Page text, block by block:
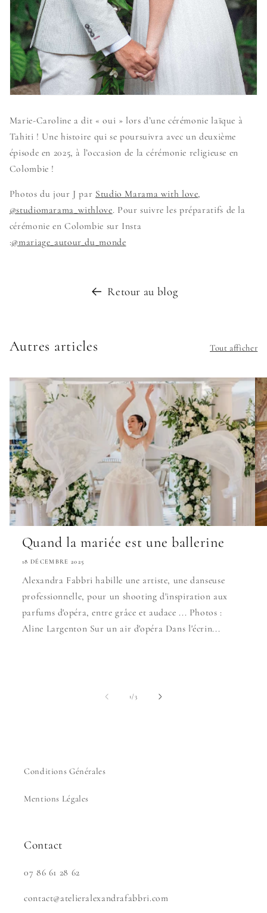
Marie-Caroline a dit « oui » lors d’une cérémonie laïque à
Tahiti ! Une histoire qui se poursuivra avec un deuxième
épisode en 2025, à l’occasion de la cérémonie religieuse en
Colombie !
Photos du jour J par Studio Marama with love,
@studiomarama_withlove. Pour suivre les préparatifs de la
cérémonie en Colombie sur Insta
:@mariage_autour_du_monde
Retour au blog
Autres articles Tout afficher
Quand la mariée est une ballerine
18 DÉCEMBRE 2025
Alexandra Fabbri habille une artiste, une danseuse
professionnelle, pour un shooting d'inspiration aux
parfums d'opéra, entre grâce et audace ... Photos :
Aline Largenton Sur un air d'opéra Dans l'écrin...
1/de3
Conditions Générales
Mentions Légales
Contact
07 86 61 28 62
contact@atelieralexandrafabbri.com